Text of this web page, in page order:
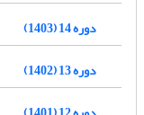
دوره 14 (1403)
دوره 13 (1402)